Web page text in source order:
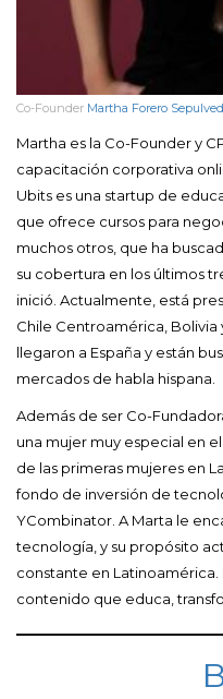
Co-Founder Martha Forero
Martha es la Co-Founder y
capacitación corporativa
Ubits es una startup de
que ofrece cursos para
muchos otros, que ha
su cobertura en los últimos
inició. Actualmente, está
Chile Centroamérica, Bolivia
llegaron a España y están
mercados de habla hispana.
Además de ser Co-
una mujer muy especial en
de las primeras mujeres en
fondo de inversión de
YCombinator. A Marta le
tecnología, y su propósito
constante en
contenido que educa,